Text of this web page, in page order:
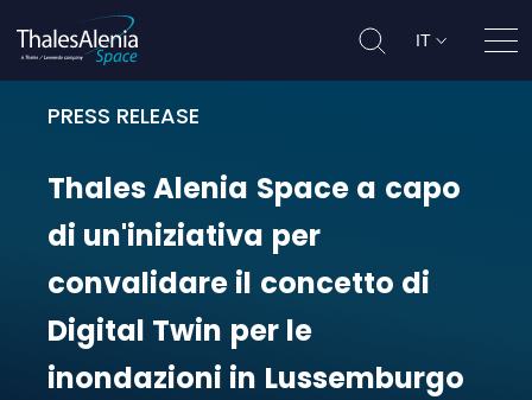
IT
PRESS RELEASE
Thales Alenia Space a capo di
ThalesAlenia Space a capo
di un'iniziativa per
convalidare il concetto di
Digital Twin per le
inondazioni in Lussemburgo